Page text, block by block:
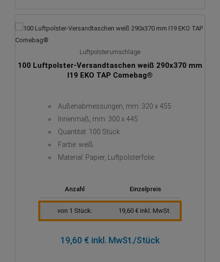
Luftpolsterumschläge
100 Luftpolster-Versandtaschen weiß 290x370 mm
I19 EKO TAP Comebag®
Außenabmessungen, mm: 320 x 455
Innenmaß, mm: 300 x 445
Quantität: 100 Stück
Farbe: weiß
Material: Papier, Luftpolsterfolie
Anzahl Einzelpreis
von 1 Stück: 19,60 € inkl. MwSt.
19,60 € inkl. MwSt./Stück